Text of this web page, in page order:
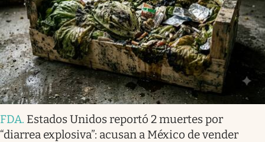
FDA. Estados Unidos reportó 2 muertes por
“diarrea explosiva”: acusan a México de vender